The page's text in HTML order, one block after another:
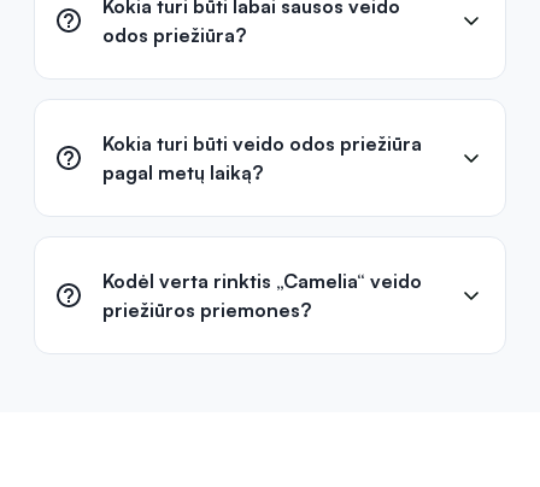
Kokia turi būti labai sausos veido
odos priežiūra?
Kokia turi būti veido odos priežiūra
pagal metų laiką?
Kodėl verta rinktis „Camelia“ veido
priežiūros priemones?